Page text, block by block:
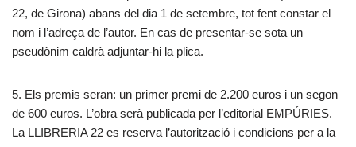
22, de Girona) abans del dia 1 de setembre, tot fent constar el
nom i l’adreça de l’autor. En cas de presentar-se sota un
pseudònim caldrà adjuntar-hi la plica.
5. Els premis seran: un primer premi de 2.200 euros i un segon
de 600 euros. L’obra serà publicada per l’editorial EMPÚRIES.
La LLIBRERIA 22 es reserva l’autorització i condicions per a la